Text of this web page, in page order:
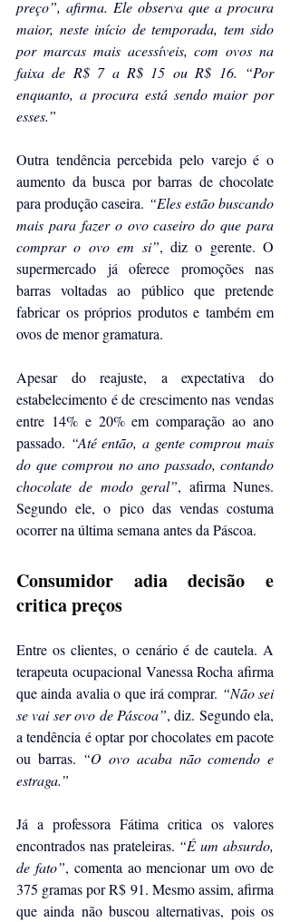
preço”, afirma. Ele observa que a procura
maior, neste início de temporada, tem sido
por marcas mais acessíveis, com ovos na
faixa de R$ 7 a R$ 15 ou R$ 16. “Por
enquanto, a procura está sendo maior por
esses.”
Outra tendência percebida pelo varejo é o
aumento da busca por barras de chocolate
para produção caseira. “Eles estão buscando
mais para fazer o ovo caseiro do que para
comprar o ovo em si”, diz o gerente. O
supermercado já oferece promoções nas
barras voltadas ao público que pretende
fabricar os próprios produtos e também em
ovos de menor gramatura.
Apesar do reajuste, a expectativa do
estabelecimento é de crescimento nas vendas
entre 14% e 20% em comparação ao ano
passado. “Até então, a gente comprou mais
do que comprou no ano passado, contando
chocolate de modo geral”, afirma Nunes.
Segundo ele, o pico das vendas costuma
ocorrer na última semana antes da Páscoa.
Consumidor adia decisão e
critica preços
Entre os clientes, o cenário é de cautela. A
terapeuta ocupacional Vanessa Rocha afirma
que ainda avalia o que irá comprar. “Não sei
se vai ser ovo de Páscoa”, diz. Segundo ela,
a tendência é optar por chocolates em pacote
ou barras. “O ovo acaba não comendo e
estraga.”
Já a professora Fátima critica os valores
encontrados nas prateleiras. “É um absurdo,
de fato”, comenta ao mencionar um ovo de
375 gramas por R$ 91. Mesmo assim, afirma
que ainda não buscou alternativas, pois os